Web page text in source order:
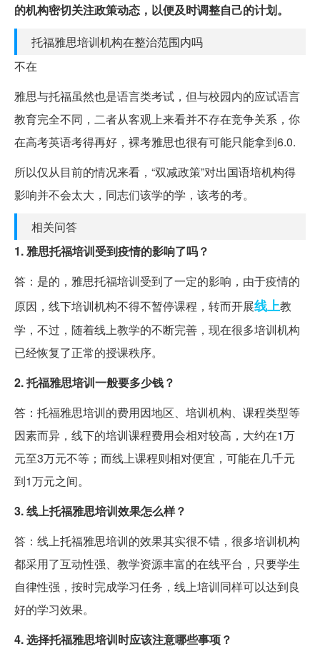
的机构密切关注政策动态，以便及时调整自己的计划。
托福雅思培训机构在整治范围内吗
不在
雅思与托福虽然也是语言类考试，但与校园内的应试语言
教育完全不同，二者从客观上来看并不存在竞争关系，你
在高考英语考得再好，裸考雅思也很有可能只能拿到6.0.
所以仅从目前的情况来看，“双减政策”对出国语培机构得
影响并不会太大，同志们该学的学，该考的考。
相关问答
1. 雅思托福培训受到疫情的影响了吗？
答：是的，雅思托福培训受到了一定的影响，由于疫情的
原因，线下培训机构不得不暂停课程，转而开展线上教
学，不过，随着线上教学的不断完善，现在很多培训机构
已经恢复了正常的授课秩序。
2. 托福雅思培训一般要多少钱？
答：托福雅思培训的费用因地区、培训机构、课程类型等
因素而异，线下的培训课程费用会相对较高，大约在1万
元至3万元不等；而线上课程则相对便宜，可能在几千元
到1万元之间。
3. 线上托福雅思培训效果怎么样？
答：线上托福雅思培训的效果其实很不错，很多培训机构
都采用了互动性强、教学资源丰富的在线平台，只要学生
自律性强，按时完成学习任务，线上培训同样可以达到良
好的学习效果。
4. 选择托福雅思培训时应该注意哪些事项？